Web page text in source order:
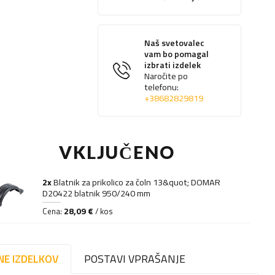
Naš svetovalec
vam bo pomagal
izbrati izdelek
Naročite po
telefonu:
+38682829819
VKLJUČENO
2xBlatnik za prikolico za čoln 13&quot; DOMAR
D20422 blatnik 950/240 mm
Cena: 28,09 € / kos
IZDELKOV POSTAVI VPRAŠANJE